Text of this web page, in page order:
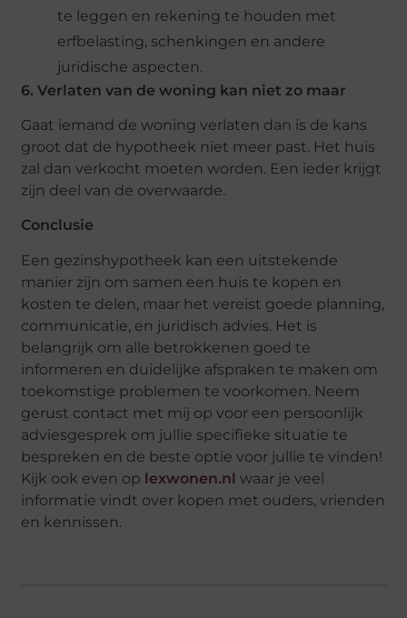
te leggen en rekening te houden met
erfbelasting, schenkingen en andere
juridische aspecten.
6. Verlaten van de woning kan niet zo maar
Gaat iemand de woning verlaten dan is de kans
groot dat de hypotheek niet meer past. Het huis
zal dan verkocht moeten worden. Een ieder krijgt
zijn deel van de overwaarde.
Conclusie
Een gezinshypotheek kan een uitstekende
manier zijn om samen een huis te kopen en
kosten te delen, maar het vereist goede planning,
communicatie, en juridisch advies. Het is
belangrijk om alle betrokkenen goed te
informeren en duidelijke afspraken te maken om
toekomstige problemen te voorkomen. Neem
gerust contact met mij op voor een persoonlijk
adviesgesprek om jullie specifieke situatie te
bespreken en de beste optie voor jullie te vinden!
Kijk ook even op lexwonen.nl waar je veel
informatie vindt over kopen met ouders, vrienden
en kennissen.